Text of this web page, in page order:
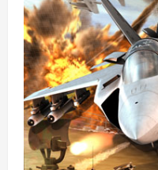
ご
覧
く
だ
さ
い